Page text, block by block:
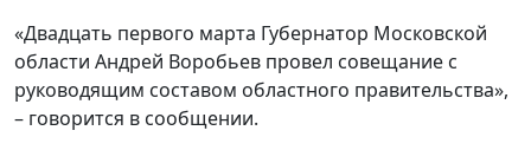
«Двадцать первого марта Губернатор Московской
области Андрей Воробьев провел совещание с
руководящим составом областного правительства»,
– говорится в сообщении.